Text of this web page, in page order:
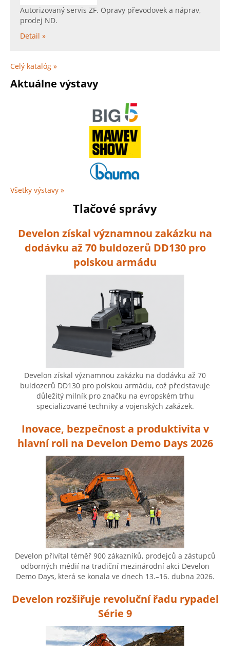
Autorizovaný servis ZF. Opravy převodovek a náprav,
prodej ND.
Detail »
Celý katalóg »
Aktuálne výstavy
Všetky výstavy »
Tlačové správy
Develon získal významnou zakázku na
dodávku až 70 buldozerů DD130 pro
polskou armádu
Develon získal významnou zakázku na dodávku až 70
buldozerů DD130 pro polskou armádu, což představuje
důležitý milník pro značku na evropském trhu
specializované techniky a vojenských zakázek.
Inovace, bezpečnost a produktivita v
hlavní roli na Develon Demo Days 2026
Develon přivítal téměř 900 zákazníků, prodejců a zástupců
odborných médií na tradiční mezinárodní akci Develon
Demo Days, která se konala ve dnech 13.–16. dubna 2026.
Develon rozšiřuje revoluční řadu rypadel
Série 9